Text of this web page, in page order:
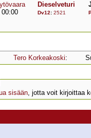
00:00
Dieselveturi
Dv12: 2521
Tero Korkeakoski:
sisään, jotta voit kirjoittaa